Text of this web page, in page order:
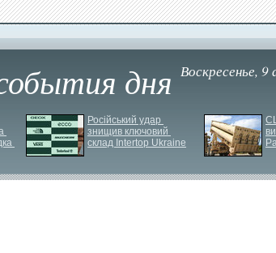
дня Воскресенье, 9
Російський удар
знищив ключовий
склад Intertop Ukraine